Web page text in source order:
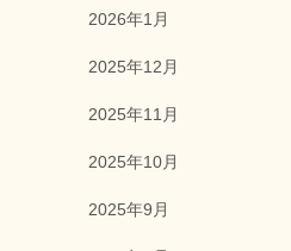
2026年1月
2025年12月
2025年11月
2025年10月
2025年9月